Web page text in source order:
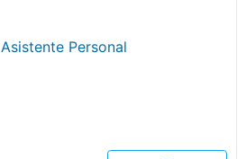
Asistente Personal